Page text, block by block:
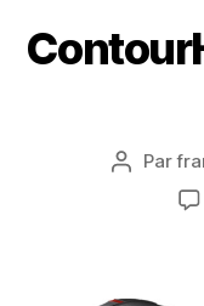
Auteur
Par